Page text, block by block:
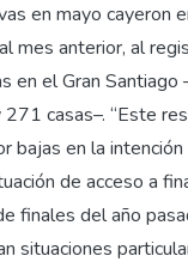
en mayo cayeron
mes anterior, al
en el Gran Santiago
casas–. “Este
bajas en la
de acceso a
finales del año
situaciones